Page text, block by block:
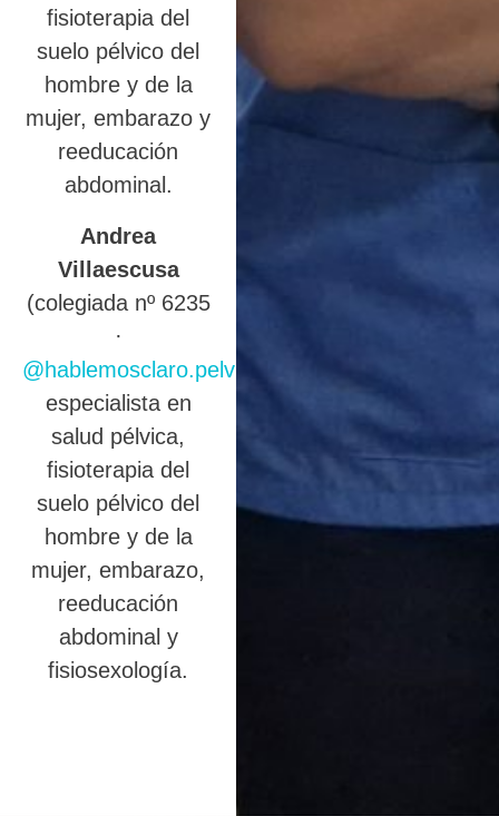
fisioterapia del
suelo pélvico del
hombre y de la
mujer, embarazo y
reeducación
abdominal.
Andrea
Villaescusa
(colegiada nº 6235
·
@hablemosclaro.pelvic
),
especialista en
salud pélvica,
fisioterapia del
suelo pélvico del
hombre y de la
mujer, embarazo,
reeducación
abdominal y
fisiosexología.